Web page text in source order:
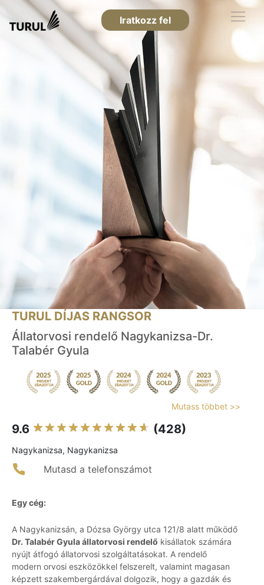
Iratkozz fel
TURUL DÍJAS RANGSOR
Állatorvosi rendelő Nagykanizsa-Dr.
Talabér Gyula
Mutass többet >>
9.6 (428)
Nagykanizsa, Nagykanizsa
Mutasd a telefonszámot
Egy cég:
A Nagykanizsán, a Dózsa György utca 121/8 alatt működő
Dr. Talabér Gyula állatorvosi rendelő kisállatok számára
nyújt átfogó állatorvosi szolgáltatásokat. A rendelő
modern orvosi eszközökkel felszerelt, valamint magasan
képzett szakembergárdával dolgozik, hogy a gazdák és